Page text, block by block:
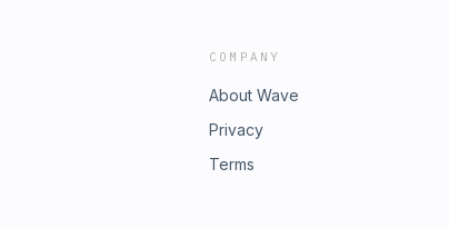
COMPANY
About Wave
Privacy
Terms